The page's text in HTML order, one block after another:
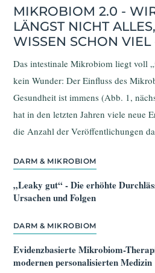
MIKROBIOM 2.0 -
LÄNGST NICHT
WISSEN SCHON
Das intestinale Mikrobiom liegt voll
kein Wunder: Der Einfluss des
Gesundheit ist immens (Abb. 1,
hat in den letzten Jahren viele neue
die Anzahl der Veröffentlichungen
DARM & MIKROBIOM
„Leaky gut“ - Die erhöhte
Ursachen und Folgen
DARM & MIKROBIOM
Evidenzbasierte Mikrobiom-
modernen personalisierten Medizin